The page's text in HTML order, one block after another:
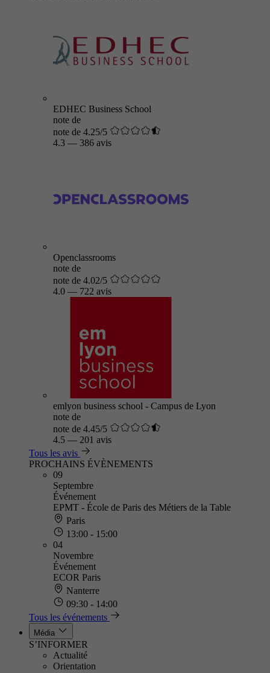
EDHEC Business School
note de
note de 4.25/5
4.3 — 386 avis
Openclassrooms
note de
note de 4.02/5
4.0 — 722 avis
emlyon business school - Campus de Lyon
note de
note de 4.45/5
4.5 — 201 avis
Tous les avis
PROCHAINS ÉVÈNEMENTS
09
Septembre
Événement
EPMT - École de Paris des Métiers de la Table
Paris
13:00 - 15:00
04
Novembre
Événement
ECOR Paris
Nanterre
09:30 - 14:00
Tous les événements
Média
S’INFORMER
Actualité
Orientation